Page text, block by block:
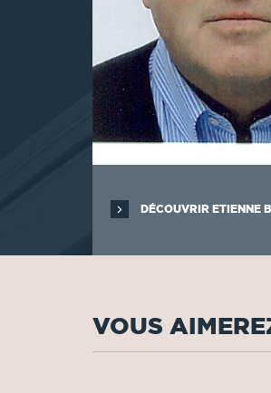
DÉCOUVRIR ETIENNE
VOUS